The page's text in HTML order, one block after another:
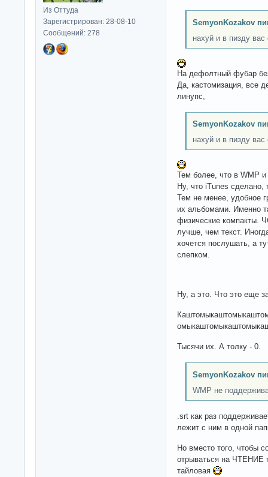
Из Оттуда
Зарегистрирован: 28-08-10
Сообщений: 278
SemyonKozakov
нахуй и в пизду
На дефолтный фубар
Да, кастомизация, все
линупс,
SemyonKozakov
нахуй и в пизду
Тем более, что в WMP и
Ну, что iTunes
Тем не менее, удобное
их альбомами. Именно
физические компакты.
лучше, чем текст.
хочется послушать, а
слепком.
Ну, а это. Что это еще
Тысячи их. А толку - 0.
SemyonKozakov
WMP не
.srt как раз
лежит с ним в одной
Но вместо того, чтобы
отрываться на ЧТЕНИЕ
тайловая